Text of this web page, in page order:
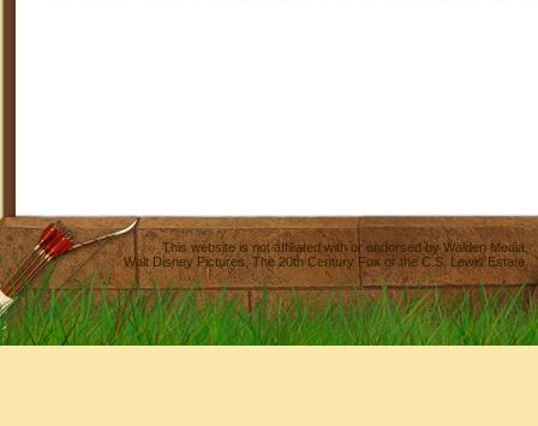
This website is not affiliated with or endorsed byWalden Media
Walt Disney Pictures,The 20th Century Fox or the C.S. Lewis Estate.